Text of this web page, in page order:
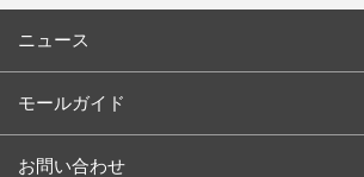
ニュース
モールガイド
お問い合わせ